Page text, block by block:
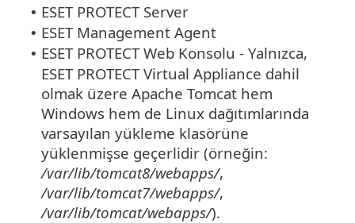
• ESET PROTECT Server
• ESET Management Agent
• ESET PROTECT Web Konsolu - Yalnızca,
ESET PROTECT Virtual Appliance dahil
olmak üzere Apache Tomcat hem
Windows hem de Linux dağıtımlarında
varsayılan yükleme klasörüne
yüklenmişse geçerlidir (örneğin:
/var/lib/tomcat8/webapps/,
/var/lib/tomcat7/webapps/,
/var/lib/tomcat/webapps/).